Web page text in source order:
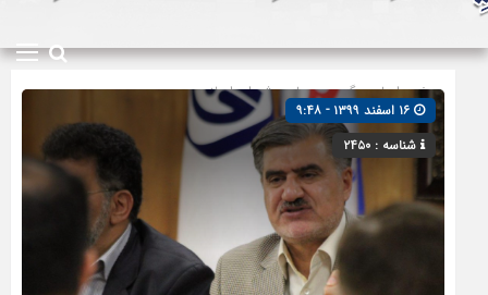
صفحه اصلی» گروه »مجلس شورای اسلامی
شناسه : ۲۴۵۰